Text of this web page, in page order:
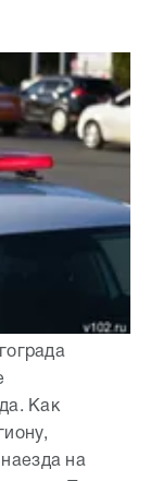
Как
на